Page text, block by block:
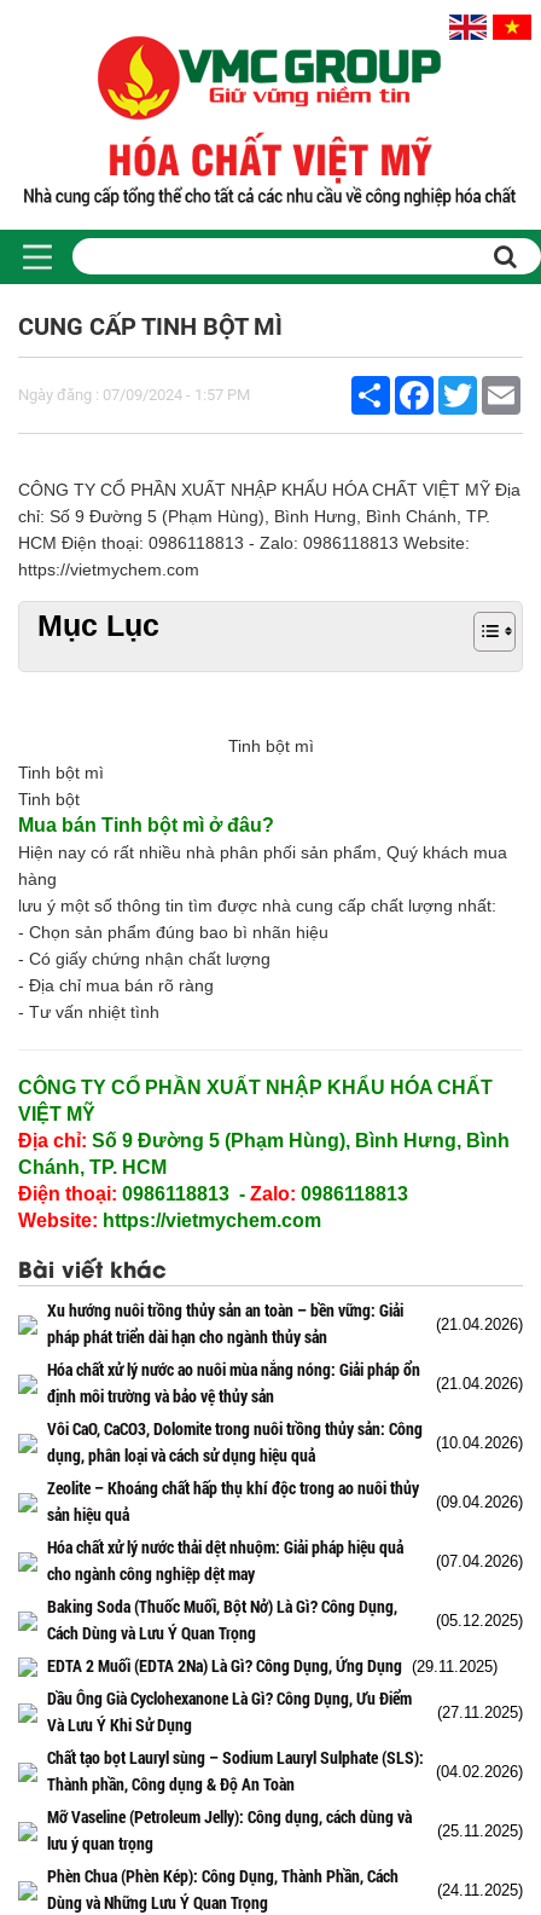
CUNG CẤP TINH BỘT MÌ
Ngày đăng : 07/09/2024 - 1:57 PM
Share FacebookTwitter
CÔNG TY CỔ PHẦN XUẤT NHẬP KHẨU HÓA CHẤT VIỆT MỸ Địa
chỉ: Số 9 Đường 5 (Phạm Hùng), Bình Hưng, Bình Chánh, TP.
HCM Điện thoại: 0986118813 - Zalo: 0986118813 Website:
https://vietmychem.com
Mục Lục
Tinh bột mì
Tinh bột mì
Tinh bột
Mua bán Tinh bột mì ở đâu?
Hiện nay có rất nhiều nhà phân phối sản phẩm, Quý khách mua
hàng
lưu ý một số thông tin tìm được nhà cung cấp chất lượng nhất:
- Chọn sản phẩm đúng bao bì nhãn hiệu
- Có giấy chứng nhận chất lượng
- Địa chỉ mua bán rõ ràng
- Tư vấn nhiệt tình
CÔNG TY CỔ PHẦN XUẤT NHẬP KHẨU HÓA CHẤT
VIỆT MỸ
Địa chỉ: Số 9 Đường 5 (Phạm Hùng), Bình Hưng, Bình
Chánh, TP. HCM
Điện thoại: 0986118813 - Zalo: 0986118813
Website: https://vietmychem.com
Bài viết khác
Xu hướng nuôi trồng thủy sản an toàn – bền vững: Giải
pháp phát triển dài hạn cho ngành thủy sản
(21.04.2026)
Hóa chất xử lý nước ao nuôi mùa nắng nóng: Giải pháp ổn
định môi trường và bảo vệ thủy sản
(21.04.2026)
Vôi CaO, CaCO3, Dolomite trong nuôi trồng thủy sản: Công
dụng, phân loại và cách sử dụng hiệu quả
(10.04.2026)
Zeolite – Khoáng chất hấp thụ khí độc trong ao nuôi thủy
sản hiệu quả
(09.04.2026)
Hóa chất xử lý nước thải dệt nhuộm: Giải pháp hiệu quả
cho ngành công nghiệp dệt may
(07.04.2026)
Baking Soda (Thuốc Muối, Bột Nở) Là Gì? Công Dụng,
Cách Dùng và Lưu Ý Quan Trọng
(05.12.2025)
EDTA 2 Muối (EDTA 2Na) Là Gì? Công Dụng, Ứng Dụng (29.11.2025)
Dầu Ông Già Cyclohexanone Là Gì? Công Dụng, Ưu Điểm
Và Lưu Ý Khi Sử Dụng
(27.11.2025)
Chất tạo bọt Lauryl sùng – Sodium Lauryl Sulphate (SLS):
Thành phần, Công dụng & Độ An Toàn
(04.02.2026)
Mỡ Vaseline (Petroleum Jelly): Công dụng, cách dùng và
lưu ý quan trọng
(25.11.2025)
Phèn Chua (Phèn Kép): Công Dụng, Thành Phần, Cách
Dùng và Những Lưu Ý Quan Trọng
(24.11.2025)